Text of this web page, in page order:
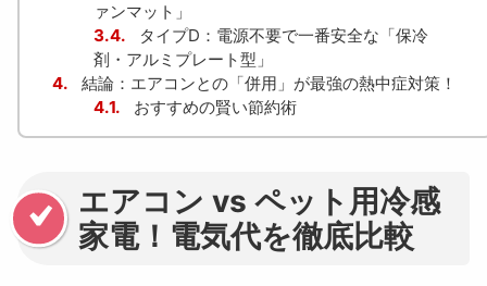
ァンマット」
3.4.
タイプD：電源不要で一番安全な「保冷
剤・アルミプレート型」
4.
結論：エアコンとの「併用」が最強の熱中症対策！
4.1.
おすすめの賢い節約術
エアコン vs ペット用冷感
家電！電気代を徹底比較